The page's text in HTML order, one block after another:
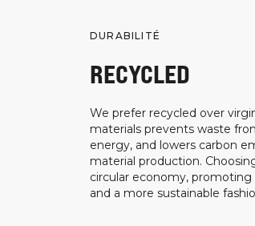
DURABILITÉ
RECYCLED
We prefer recycled over
materials prevents waste
energy, and lowers carbon
material production.
circular economy,
and a more sustainable